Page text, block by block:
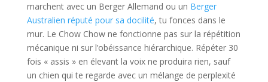
marchent avec un Berger Allemand ou un Berger
Australien réputé pour sa docilité, tu fonces dans le
mur. Le Chow Chow ne fonctionne pas sur la répétition
mécanique ni sur l’obéissance hiérarchique. Répéter 30
fois « assis » en élevant la voix ne produira rien, sauf
un chien qui te regarde avec un mélange de perplexité